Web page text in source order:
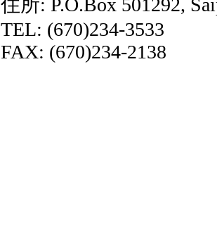
住所: P.O.Box 501292,
TEL: (670)234-3533
FAX: (670)234-2138